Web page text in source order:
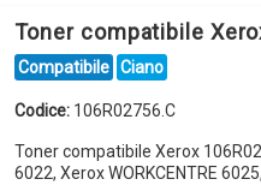
Toner compatibile
Compatibile Ciano
Codice: 106R02756.C
Toner compatibile Xerox
6022, Xerox WORKCENTRE